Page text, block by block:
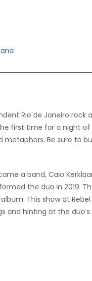
Rio de Janeiro rock
first time for a night of
Be sure to
a band, Caio
the duo in 2019.
This show at
and hinting at the